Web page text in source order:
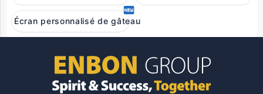
Écran personnalisé de gâteau